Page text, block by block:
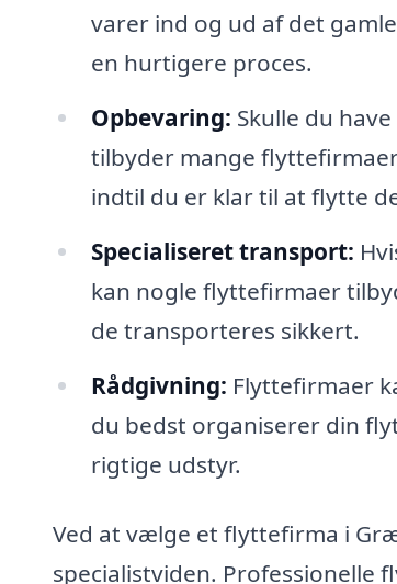
varer ind og ud af det
en hurtigere proces.
Opbevaring: Skulle du
tilbyder mange
indtil du er klar til at flytte
Specialiseret transport:
kan nogle flyttefirmaer
de transporteres sikkert.
Rådgivning: Flyttefirmaer
du bedst organiserer din
rigtige udstyr.
Ved at vælge et flyttefirma i
specialistviden.